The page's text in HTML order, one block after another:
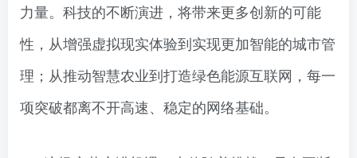
力量。科技的不断演进，将带来更多创新的可能
性，从增强虚拟现实体验到实现更加智能的城市管
理；从推动智慧农业到打造绿色能源互联网，每一
项突破都离不开高速、稳定的网络基础。